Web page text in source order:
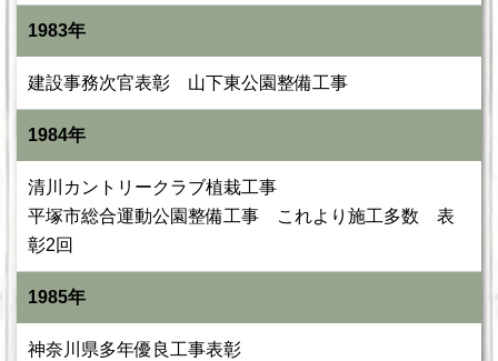
1983年
建設事務次官表彰 山下東公園整備工事
1984年
清川カントリークラブ植栽工事
平塚市総合運動公園整備工事 これより施工多数 表
彰2回
1985年
神奈川県多年優良工事表彰